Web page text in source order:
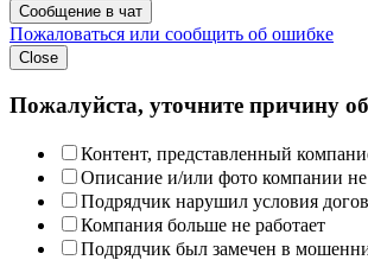
Сообщение в чат
Пожаловаться или сообщить об ошибке
Close
Пожалуйста, уточните причину
Контент, представленный
Описание и/или фото компании не
Подрядчик нарушил условия
Компания больше не работает
Подрядчик был замечен в